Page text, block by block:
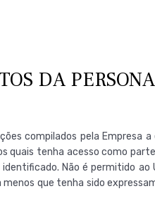
DA
compilados pela
quais tenha acesso como
Não é permitido
que tenha sido